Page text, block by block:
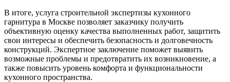
В итоге, услуга строительной экспертизы кухонного
гарнитура в Москве позволяет заказчику получить
объективную оценку качества выполненных работ, защитить
свои интересы и обеспечить безопасность и долговечность
конструкций. Экспертное заключение поможет выявить
возможные проблемы и предотвратить их возникновение, а
также повысить уровень комфорта и функциональности
кухонного пространства.